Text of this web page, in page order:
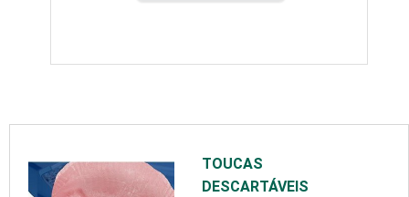
TOUCAS
DESCARTÁVEIS